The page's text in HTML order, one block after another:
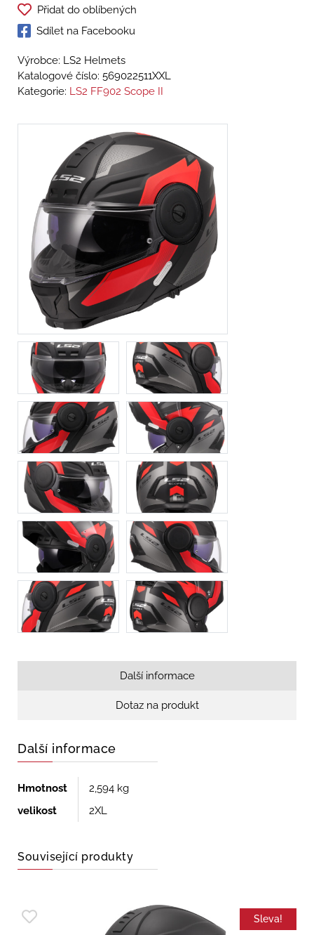
Přidat do oblíbených
Sdílet na Facebooku
Výrobce: LS2 Helmets
Katalogové číslo: 569022511XXL
Kategorie: LS2 FF902 Scope II
Další informace
Dotaz na produkt
Další informace
Hmotnost
2,594 kg
velikost
2XL
Související produkty
Sleva!